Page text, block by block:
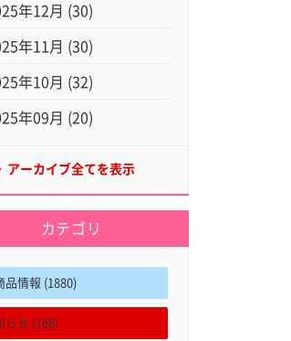
年12月 (30)
年11月 (30)
年10月 (32)
年09月 (20)
アーカイブ全てを表示
カテゴリ
品情報 (1880)
らせ (168)